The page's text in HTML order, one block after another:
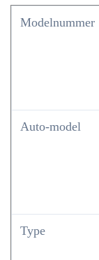
Modelnummer
Auto-model
Type